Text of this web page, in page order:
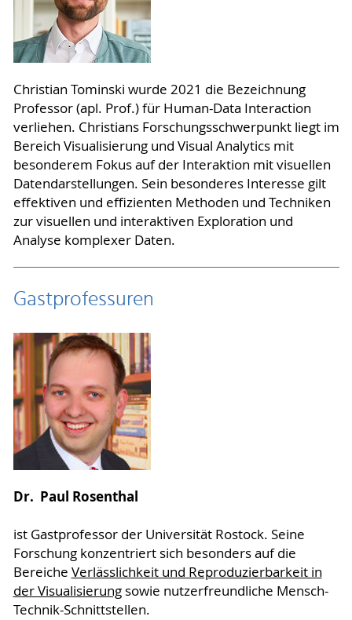
Christian Tominski wurde 2021 die Bezeichnung
Professor (apl. Prof.) für Human-Data Interaction
verliehen. Christians Forschungsschwerpunkt liegt im
Bereich Visualisierung und Visual Analytics mit
besonderem Fokus auf der Interaktion mit visuellen
Datendarstellungen. Sein besonderes Interesse gilt
effektiven und effizienten Methoden und Techniken
zur visuellen und interaktiven Exploration und
Analyse komplexer Daten.
Gastprofessuren
Dr. Paul Rosenthal
ist Gastprofessor der Universität Rostock. Seine
Forschung konzentriert sich besonders auf die
Bereiche Verlässlichkeit und Reproduzierbarkeit in
der Visualisierungsowie nutzerfreundliche Mensch-
Technik-Schnittstellen.